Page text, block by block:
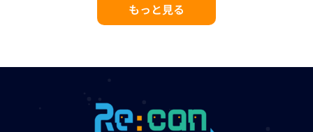
もっと見る